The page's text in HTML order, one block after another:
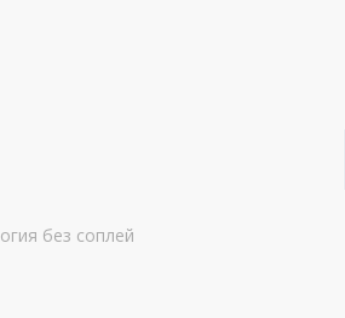
без соплей